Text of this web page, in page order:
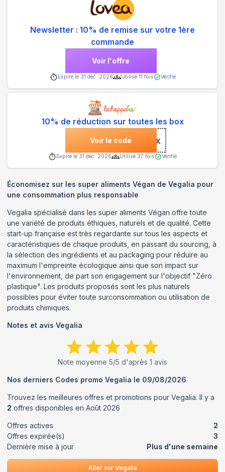
Newsletter : 10% de remise sur votre 1ère
commande
Voir l'offre
Expire le 31 déc. 2026 Utilisé 11 fois Vérifié
10% de réduction sur toutes les box
Voir le code
***MEMABOX
Expire le 31 déc. 2026 Utilisé 37 fois Vérifié
Économisez sur les super aliments Végan de Vegalia pour
une consommation plus responsable
Vegalia spécialisé dans les super aliments Végan offre toute
une variété de produits éthiques, naturels et de qualité. Cette
start-up française est très regardante sur tous les aspects et
caractéristiques de chaque produits, en passant du sourcing, à
la sélection des ingrédients et au packaging pour réduire au
maximum l'empreinte écologique ainsi que son impact sur
l'environnement, de part son engagement sur l'objectif "Zéro
plastique". Les produits proposés sont les plus naturels
possibles pour éviter toute surconsommation ou utilisation de
produits chimiques.
Notes et avis Vegalia
Note moyenne 5/5 d'après 1 avis
Nos derniers Codes promo Vegalia le 09/08/2026
Trouvez les meilleures offres et promotions pour Vegalia. Il y a
2 offres disponibles en Août 2026
Offres actives
2
Offres expirée(s)
3
Dernière mise à jour
Plus d'une semaine
Aller sur Vegalia